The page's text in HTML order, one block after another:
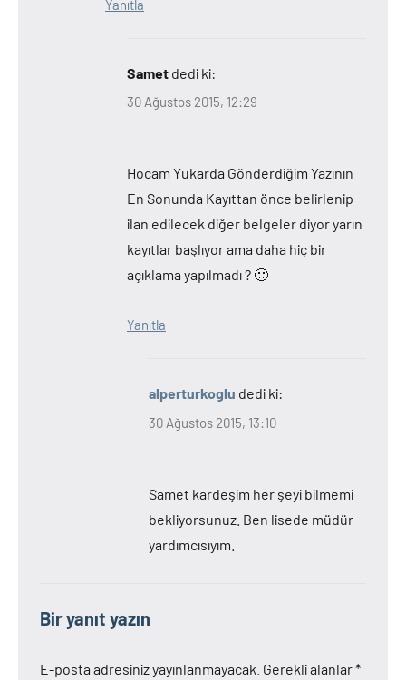
Yanıtla
Samet dedi ki:
30 Ağustos 2015, 12:29
Hocam Yukarda Gönderdiğim Yazının
En Sonunda Kayıttan önce belirlenip
ilan edilecek diğer belgeler diyor yarın
kayıtlar başlıyor ama daha hiç bir
açıklama yapılmadı ? 🙁
Yanıtla
alperturkoglu dedi ki:
30 Ağustos 2015, 13:10
Samet kardeşim her şeyi bilmemi
bekliyorsunuz. Ben lisede müdür
yardımcısıyım.
Bir yanıt yazın
E-posta adresiniz yayınlanmayacak. Gerekli alanlar*